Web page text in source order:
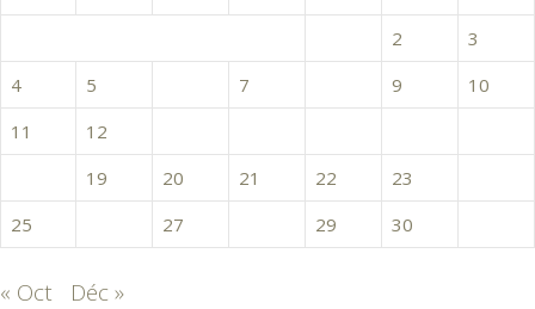
2
3
4
5 7 9
10
11
12
19 20 21 22 23
25
27 29 30
« Oct Déc »